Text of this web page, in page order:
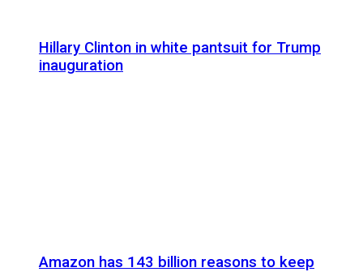
Hillary Clinton in white pantsuit for Trump
inauguration
Amazon has 143 billion reasons to keep